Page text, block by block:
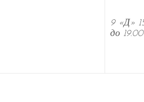
9 «Д»
до 19.00